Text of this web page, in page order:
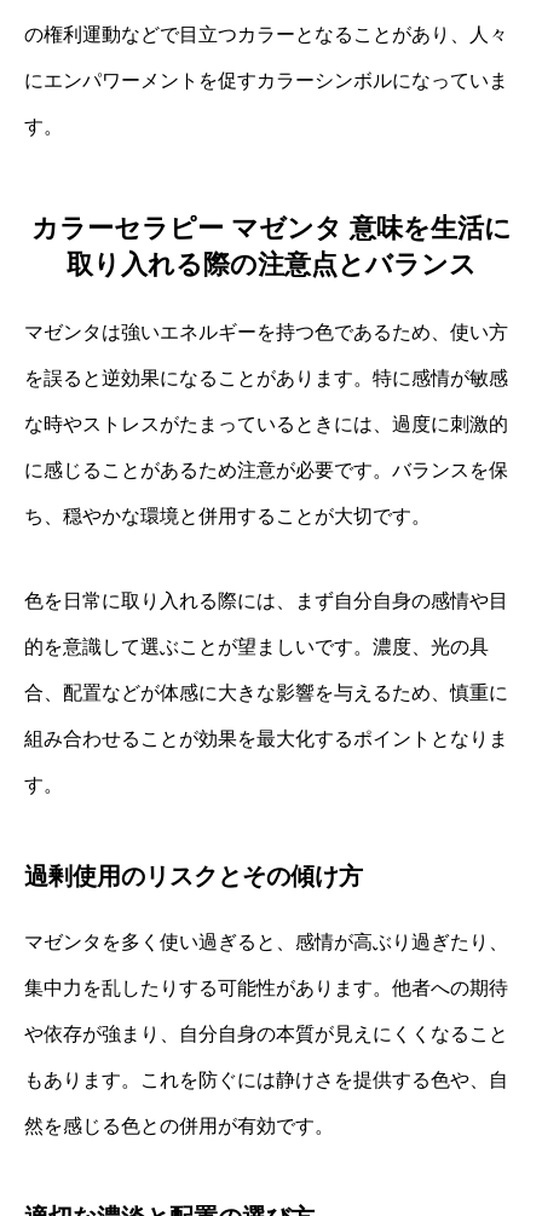
の権利運動などで目立つカラーとなることがあり、人々
にエンパワーメントを促すカラーシンボルになっていま
す。
カラーセラピー マゼンタ 意味を生活に
取り入れる際の注意点とバランス
マゼンタは強いエネルギーを持つ色であるため、使い方
を誤ると逆効果になることがあります。特に感情が敏感
な時やストレスがたまっているときには、過度に刺激的
に感じることがあるため注意が必要です。バランスを保
ち、穏やかな環境と併用することが大切です。
色を日常に取り入れる際には、まず自分自身の感情や目
的を意識して選ぶことが望ましいです。濃度、光の具
合、配置などが体感に大きな影響を与えるため、慎重に
組み合わせることが効果を最大化するポイントとなりま
す。
過剰使用のリスクとその傾け方
マゼンタを多く使い過ぎると、感情が高ぶり過ぎたり、
集中力を乱したりする可能性があります。他者への期待
や依存が強まり、自分自身の本質が見えにくくなること
もあります。これを防ぐには静けさを提供する色や、自
然を感じる色との併用が有効です。